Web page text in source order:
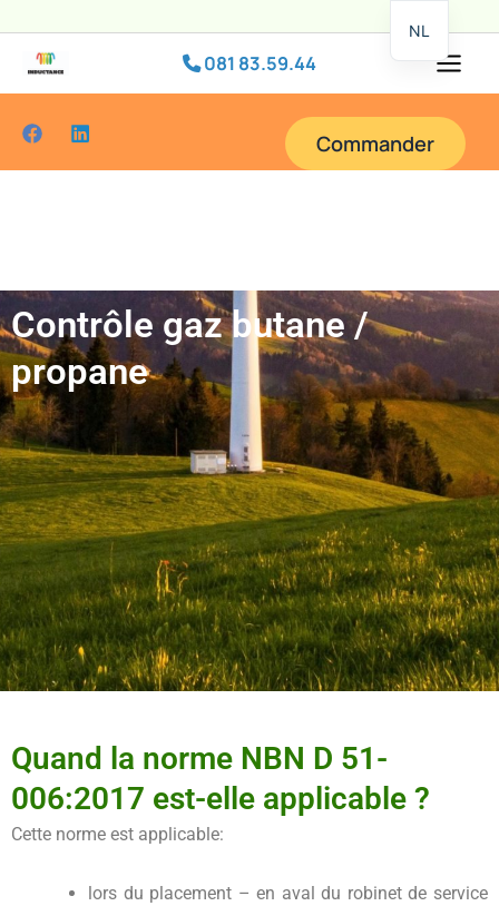
contenu
081 83.59.44
Commander
Contrôle gaz butane /
propane
Quand la norme NBN D 51-
006:2017 est-elle applicable ?
Cette norme est applicable:
lors du placement – en aval du robinet de service
NL